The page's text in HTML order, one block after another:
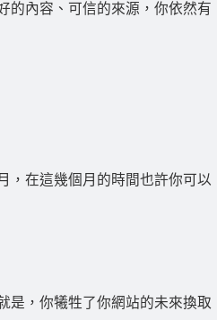
的內容、可信的來源，你依然有
，在這幾個月的時間也許你可以
是，你犧牲了你網站的未來換取